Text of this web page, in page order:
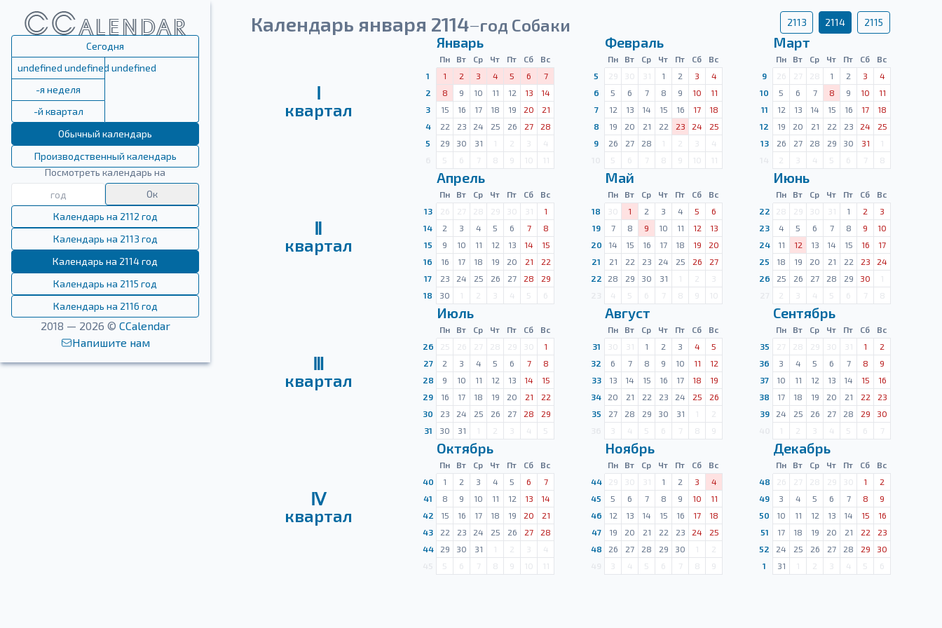
Сегодня
undefined undefined undefined
-я неделя
-й квартал
Обычный календарь
Производственный календарь
Посмотреть календарь на
Ок
Календарь на 2112 год
Календарь на 2113 год
Календарь на 2114 год
Календарь на 2115 год
Календарь на 2116 год
2018 — 2026 © CCalendar
Напишите нам
Календарь января 2114—год Собаки 2113 2114 2115
Ⅰ
квартал
Январь
Пн Вт Ср Чт Пт Сб
Вс
1
1 2 3 4 5 6
7
2
8 9 10 11 12 13
14
3
15 16 17 18 19 20
21
4
22 23 24 25 26 27
28
5
29 30 31 1 2 3
4
5 6 7 8 9 10 11
Февраль
Пн Вт Ср Чт Пт Сб
Вс
5
29 30 31 1 2 3
4
6
5 6 7 8 9 10
11
7
12 13 14 15 16 17
18
8
19 20 21 22 23 24
25
9
26 27 28 1 2 3
4
5 6 7 8 9 10 11
Март
Пн Вт Ср Чт Пт Сб
Вс
9
26 27 28 1 2 3
4
10
5 6 7 8 9 10
11
11
12 13 14 15 16 17
18
12
19 20 21 22 23 24
25
13
26 27 28 29 30 31
1
2 3 4 5 6 7 8
Ⅱ
квартал
Апрель
Пн Вт Ср Чт Пт Сб
Вс
13
26 27 28 29 30 31
1
14
2 3 4 5 6 7
8
15
9 10 11 12 13 14
15
16
16 17 18 19 20 21
22
17
23 24 25 26 27 28
29
18
30 1 2 3 4 5 6
Май
Пн Вт Ср Чт Пт Сб
Вс
18
30 1 2 3 4 5
6
19
7 8 9 10 11 12
13
20
14 15 16 17 18 19
20
21
21 22 23 24 25 26
27
22
28 29 30 31 1 2
3
4 5 6 7 8 9 10
Июнь
Пн Вт Ср Чт Пт Сб
Вс
22
28 29 30 31 1 2
3
23
4 5 6 7 8 9
10
24
11 12 13 14 15 16
17
25
18 19 20 21 22 23
24
26
25 26 27 28 29 30
1
2 3 4 5 6 7 8
Ⅲ
квартал
Июль
Пн Вт Ср Чт Пт Сб
Вс
26
25 26 27 28 29 30
1
27
2 3 4 5 6 7
8
28
9 10 11 12 13 14
15
29
16 17 18 19 20 21
22
30
23 24 25 26 27 28
29
31
30 31 1 2 3 4 5
Август
Пн Вт Ср Чт Пт Сб
Вс
31
30 31 1 2 3 4
5
32
6 7 8 9 10 11
12
33
13 14 15 16 17 18
19
34
20 21 22 23 24 25
26
35
27 28 29 30 31 1
2
3 4 5 6 7 8 9
Сентябрь
Пн Вт Ср Чт Пт Сб
Вс
35
27 28 29 30 31 1
2
36
3 4 5 6 7 8
9
37
10 11 12 13 14 15
16
38
17 18 19 20 21 22
23
39
24 25 26 27 28 29
30
1 2 3 4 5 6 7
Ⅳ
квартал
Октябрь
Пн Вт Ср Чт Пт Сб
Вс
40
1 2 3 4 5 6
7
41
8 9 10 11 12 13
14
42
15 16 17 18 19 20
21
43
22 23 24 25 26 27
28
44
29 30 31 1 2 3
4
5 6 7 8 9 10 11
Ноябрь
Пн Вт Ср Чт Пт Сб
Вс
44
29 30 31 1 2 3
4
45
5 6 7 8 9 10
11
46
12 13 14 15 16 17
18
47
19 20 21 22 23 24
25
48
26 27 28 29 30 1
2
3 4 5 6 7 8 9
Декабрь
Пн Вт Ср Чт Пт Сб
Вс
48
26 27 28 29 30 1
2
49
3 4 5 6 7 8
9
50
10 11 12 13 14 15
16
51
17 18 19 20 21 22
23
52
24 25 26 27 28 29
30
1
31 1 2 3 4 5 6